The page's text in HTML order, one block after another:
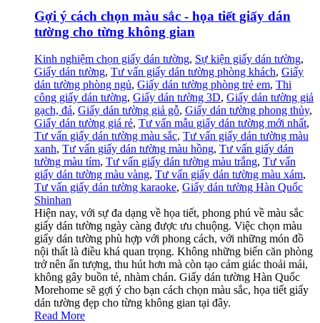
Gợi ý cách chọn màu sắc - họa tiết giấy dán
tường cho từng không gian
Kinh nghiệm chọn giấy dán tường, Sự kiện giấy dán tường,
Giấy dán tường, Tư vấn giấy dán tường phòng khách, Giấy
dán tường phòng ngủ, Giấy dán tường phòng trẻ em, Thi
công giấy dán tường, Giấy dán tường 3D, Giấy dán tường giả
gạch, đá, Giấy dán tường giả gỗ, Giấy dán tường phong thủy,
Giấy dán tường giá rẻ, Tư vấn mẫu giấy dán tường mới nhất,
Tư vấn giấy dán tường màu sắc, Tư vấn giấy dán tường màu
xanh, Tư vấn giấy dán tường màu hồng, Tư vấn giấy dán
tường màu tím, Tư vấn giấy dán tường màu trắng, Tư vấn
giấy dán tường màu vàng, Tư vấn giấy dán tường màu xám,
Tư vấn giấy dán tường karaoke, Giấy dán tường Hàn Quốc
Shinhan
Hiện nay, với sự đa dạng về họa tiết, phong phú về màu sắc
giấy dán tường ngày càng được ưu chuộng. Việc chọn màu
giấy dán tường phù hợp với phong cách, với những món đồ
nội thất là điều khá quan trọng. Không những biến căn phòng
trở nên ấn tượng, thu hút hơn mà còn tạo cảm giác thoải mái,
không gây buồn tẻ, nhàm chán. Giấy dán tường Hàn Quốc
Morehome sẽ gợi ý cho bạn cách chọn màu sắc, họa tiết giấy
dán tường đẹp cho từng không gian tại đây.
Read More